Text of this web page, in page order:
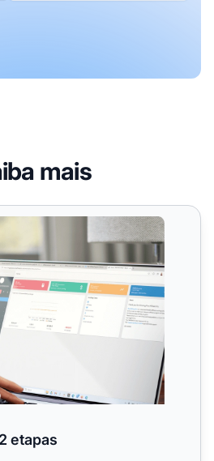
mais
etapas